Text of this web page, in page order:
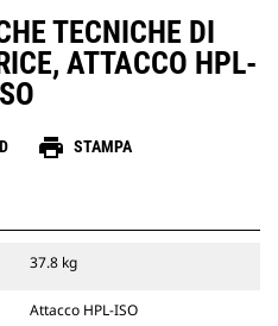
TECNICHE DI
ATTACCO HPL-
print STAMPA
37.8 kg
Attacco HPL-ISO